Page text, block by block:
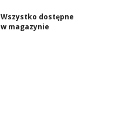
Wszystko dostępne
w magazynie